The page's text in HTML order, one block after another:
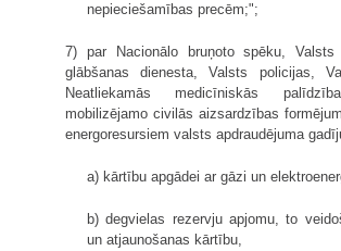
nepieciešamības precēm;";
7) par Nacionālo bruņoto spēku, Valsts
glābšanas dienesta, Valsts policijas,
Neatliekamās medicīniskās
mobilizējamo civilās aizsardzības
energoresursiem valsts apdraudējuma
a) kārtību apgādei ar gāzi un
b) degvielas rezervju apjomu, to
un atjaunošanas kārtību,